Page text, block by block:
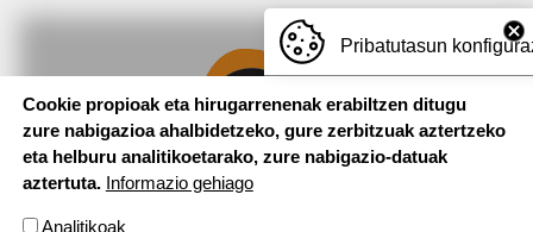
Pribatutasun
Cookie propioak eta hirugarrenenak erabiltzen ditugu
zure nabigazioa ahalbidetzeko, gure zerbitzuak aztertzeko
eta helburu analitikoetarako, zure nabigazio-datuak
aztertuta. Informazio gehiago
Analitikoak